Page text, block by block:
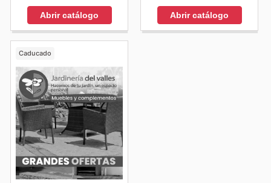
Abrir catálogo Abrir catálogo
Caducado